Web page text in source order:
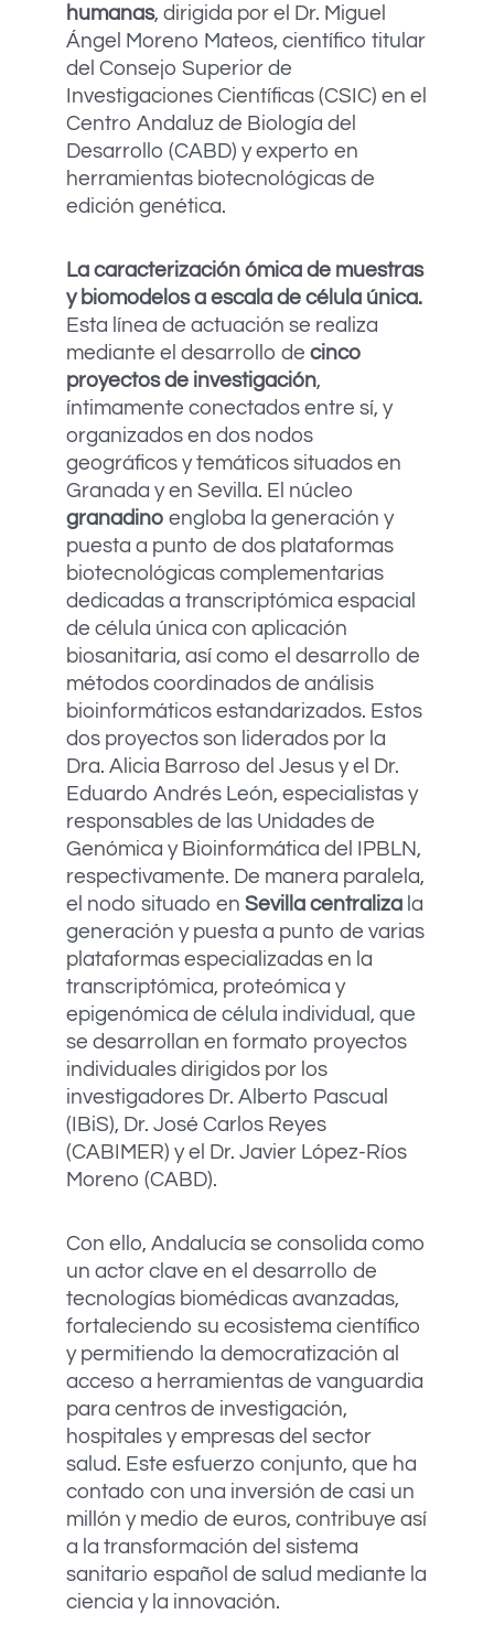
humanas, dirigida por el Dr. Miguel
Ángel Moreno Mateos, científico titular
del Consejo Superior de
Investigaciones Científicas (CSIC) en el
Centro Andaluz de Biología del
Desarrollo (CABD) y experto en
herramientas biotecnológicas de
edición genética.
La caracterización ómica de muestras
y biomodelos a escala de célula única.
Esta línea de actuación se realiza
mediante el desarrollo de cinco
proyectos de investigación,
íntimamente conectados entre sí, y
organizados en dos nodos
geográficos y temáticos situados en
Granada y en Sevilla. El núcleo
granadino engloba la generación y
puesta a punto de dos plataformas
biotecnológicas complementarias
dedicadas a transcriptómica espacial
de célula única con aplicación
biosanitaria, así como el desarrollo de
métodos coordinados de análisis
bioinformáticos estandarizados. Estos
dos proyectos son liderados por la
Dra. Alicia Barroso del Jesus y el Dr.
Eduardo Andrés León, especialistas y
responsables de las Unidades de
Genómica y Bioinformática del IPBLN,
respectivamente. De manera paralela,
el nodo situado en Sevilla centraliza la
generación y puesta a punto de varias
plataformas especializadas en la
transcriptómica, proteómica y
epigenómica de célula individual, que
se desarrollan en formato proyectos
individuales dirigidos por los
investigadores Dr. Alberto Pascual
(IBiS), Dr. José Carlos Reyes
(CABIMER) y el Dr. Javier López-Ríos
Moreno (CABD).
Con ello, Andalucía se consolida como
un actor clave en el desarrollo de
tecnologías biomédicas avanzadas,
fortaleciendo su ecosistema científico
y permitiendo la democratización al
acceso a herramientas de vanguardia
para centros de investigación,
hospitales y empresas del sector
salud. Este esfuerzo conjunto, que ha
contado con una inversión de casi un
millón y medio de euros, contribuye así
a la transformación del sistema
sanitario español de salud mediante la
ciencia y la innovación.